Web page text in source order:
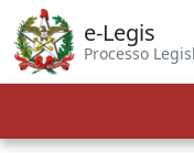
e-Legis
Processo